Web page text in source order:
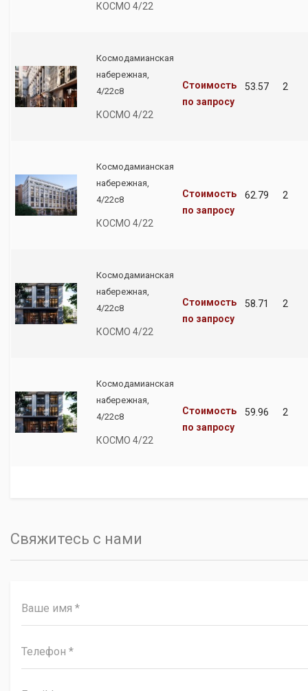
КОСМО 4/22
Космодамианская
набережная,
4/22с8
КОСМО 4/22
Стоимость
по запросу
53.57 2
Космодамианская
набережная,
4/22с8
КОСМО 4/22
Стоимость
по запросу
62.79 2
Космодамианская
набережная,
4/22с8
КОСМО 4/22
Стоимость
по запросу
58.71 2
Космодамианская
набережная,
4/22с8
КОСМО 4/22
Стоимость
по запросу
59.96 2
Свяжитесь с нами